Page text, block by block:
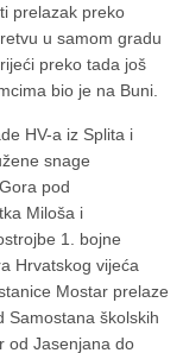
prelazak preko
u samom gradu
preko tada još
bio je na Buni.
HV-a iz Splita i
snage
pod
Miloša i
1. bojne
Hrvatskog vijeća
Mostar prelaze
Samostana školskih
od Jasenjana do